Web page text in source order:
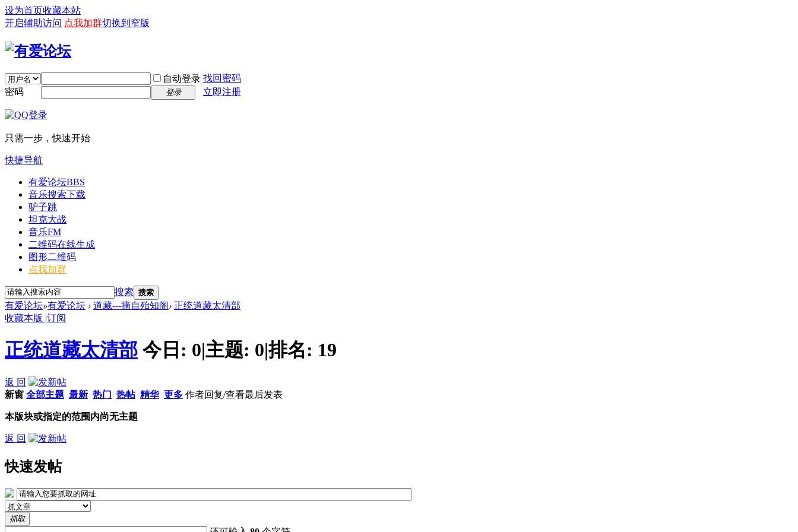
设为首页收藏本站
开启辅助访问 点我加群切换到窄版
自动登录 找回密码
密码
登录 立即注册
只需一步，快速开始
快捷导航
有爱论坛BBS
音乐搜索下载
驴子跳
坦克大战
音乐FM
二维码在线生成
图形二维码
点我加群
搜索 搜索
有爱论坛»有爱论坛 › 道藏---摘自殆知阁› 正统道藏太清部
收藏本版 |订阅
正统道藏太清部 今日: 0|主题: 0|排名: 19
返 回
新窗 全部主题 最新 热门 热帖 精华 更多 作者回复/查看最后发表
本版块或指定的范围内尚无主题
返 回
快速发帖
抓取